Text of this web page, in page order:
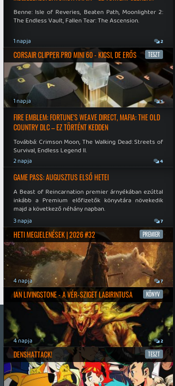
Benne: Isle of Reveries, Beaten Path, Moonlighter 2:
The Endless Vault, Fallen Tear: The Ascension.
1 napja 2
CORSAIR CLIPPER PRO MINI 60 - KICSI, DE ERŐS TESZT
1 napja 5
FIRE EMBLEM: FORTUNE'S WEAVE DIRECT, MAFIA: THE OLD
COUNTRY DLC – EZ TÖRTÉNT KEDDEN
Továbbá: Crimson Moon, The Walking Dead: Streets of
Survival, Endless Legend II.
2 napja 4
GAME PASS: AUGUSZTUS ELSŐ HETEI
A Beast of Reincarnation premier árnyékában ezúttal
inkább a Premium előfizetők könyvtára növekedik
majd a következő néhány napban.
3 napja 7
HETI MEGJELENÉSEK | 2026 #32 PREMIER
4 napja 7
IAN LIVINGSTONE - A VÉR-SZIGET LABIRINTUSA KÖNYV
4 napja 2
DENSHATTACK! TESZT